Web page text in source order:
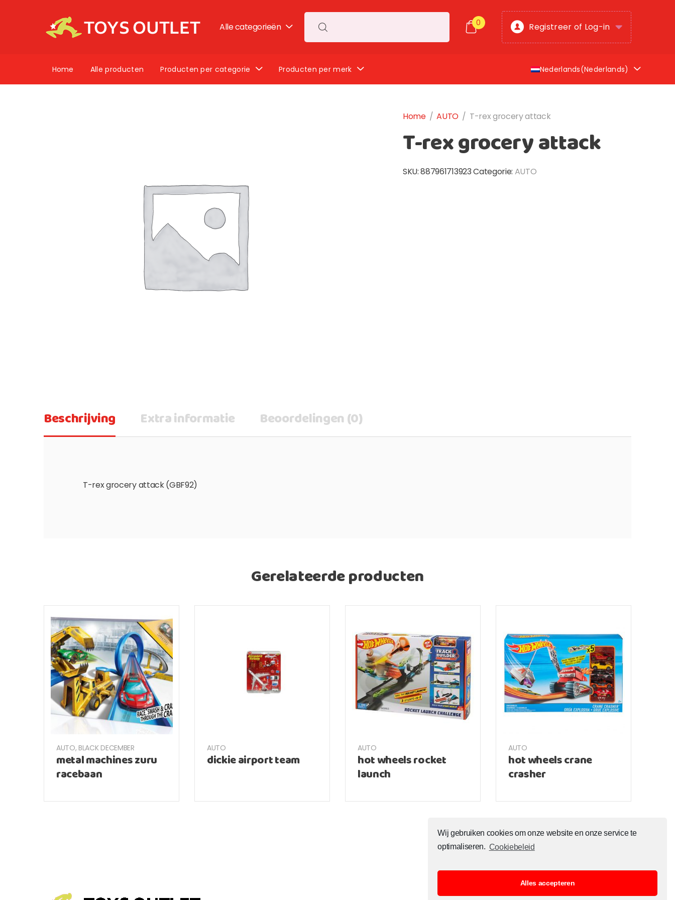
Wij gebruiken cookies om onze website en onze service te
optimaliseren. Cookiebeleid
Alles accepteren
Alle categorieën
Search for:
0 Registreer of Log-in
Home Alle producten Producten per categorie Producten per merk Nederlands(Nederlands)
Home / AUTO / T-rex grocery attack
T-rex grocery attack
SKU:887961713923Categorie: AUTO
Beschrijving Extra informatie Beoordelingen (0)
T-rex grocery attack (GBF92)
Gerelateerde producten
AUTO, BLACK DECEMBER
metal machines zuru
racebaan
AUTO
dickie airport team
AUTO
hot wheels rocket
launch
AUTO
hot wheels crane
crasher